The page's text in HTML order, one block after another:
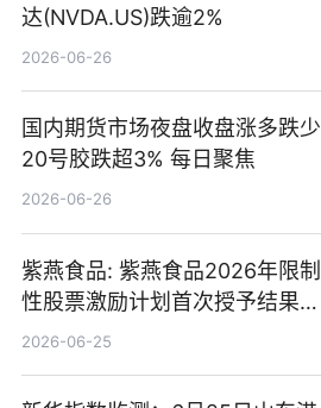
达(NVDA.US)跌逾2%
2026-06-26
国内期货市场夜盘收盘涨多跌少
20号胶跌超3% 每日聚焦
2026-06-26
紫燕食品: 紫燕食品2026年限制
性股票激励计划首次授予结果公
告-微资讯
2026-06-25